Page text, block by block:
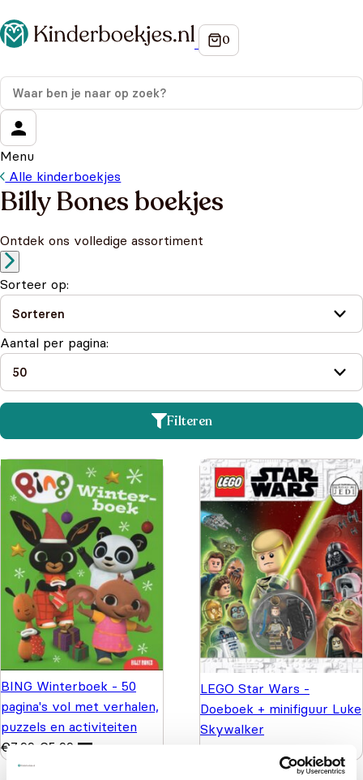
Menu
Alle kinderboekjes
Billy Bones boekjes
Ontdek ons volledige assortiment
Sorteer op:
Aantal per pagina:
Filteren
BING Winterboek - 50
pagina's vol met verhalen,
puzzels en activiteiten
€7,99 €5,99
LEGO Star Wars -
Doeboek + minifiguur Luke
Skywalker